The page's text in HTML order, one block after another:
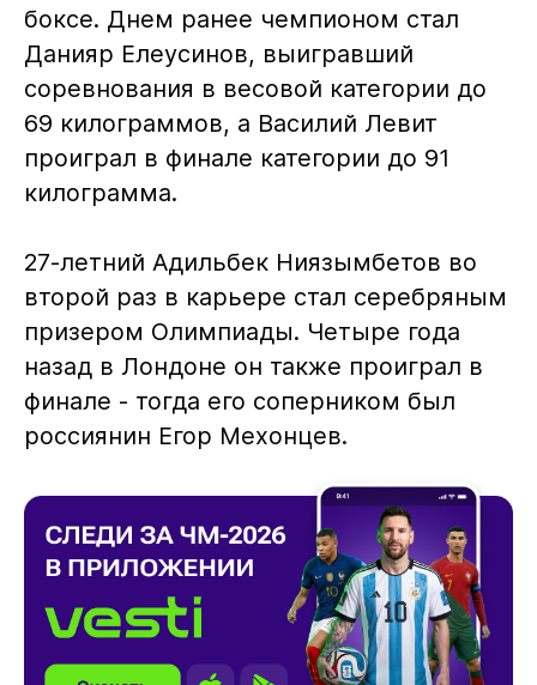
боксе. Днем ранее чемпионом стал
Данияр Елеусинов, выигравший
соревнования в весовой категории до
69 килограммов, а Василий Левит
проиграл в финале категории до 91
килограмма.
27-летний Адильбек Ниязымбетов во
второй раз в карьере стал серебряным
призером Олимпиады. Четыре года
назад в Лондоне он также проиграл в
финале - тогда его соперником был
россиянин Егор Мехонцев.